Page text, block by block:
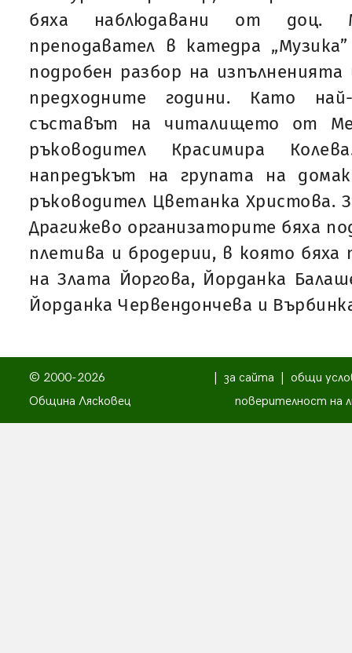
бяха наблюдавани от доц.
преподавател в катедра
подробен разбор на
предходните години. Като
съставът на читалището от
ръководител Красимира
напредъкът на групата на
ръководител Цветанка Христова.
Драгижево организаторите бяха
плетива и бродерии, в която бяха
на Злата Йоргова, Йорданка
Йорданка Червендончева и
© 2000-2026
Община Лясковец
за сайта
общи
поверителност на